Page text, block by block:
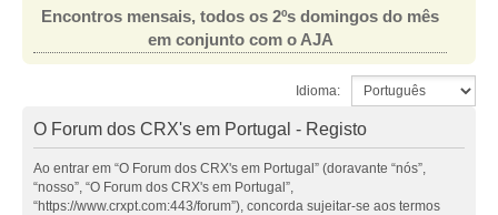
Encontros mensais, todos os 2ºs domingos do mês
em conjunto com o AJA
Idioma:
O Forum dos CRX's em Portugal - Registo
Ao entrar em “O Forum dos CRX's em Portugal” (doravante “nós”,
“nosso”, “O Forum dos CRX's em Portugal”,
“https://www.crxpt.com:443/forum”), concorda sujeitar-se aos termos